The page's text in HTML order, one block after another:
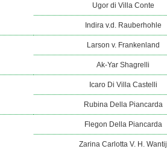
Ugor di Villa Conte
Indira v.d. Rauberhohle
Larson v. Frankenland
Ak-Yar Shagrelli
Icaro Di Villa Castelli
Rubina Della Piancarda
Flegon Della Piancarda
Zarina Carlotta V. H. Wantij